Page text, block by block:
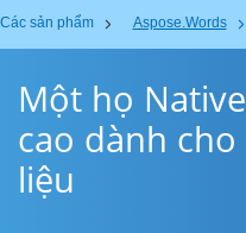
Các sản phẩm Aspose.Words
Một họ
cao dành
liệu